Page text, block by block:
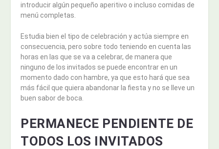
introducir algún pequeño aperitivo o incluso comidas de
menú completas.
Estudia bien el tipo de celebración y actúa siempre en
consecuencia, pero sobre todo teniendo en cuenta las
horas en las que se va a celebrar, de manera que
ninguno de los invitados se puede encontrar en un
momento dado con hambre, ya que esto hará que sea
más fácil que quiera abandonar la fiesta y no se lleve un
buen sabor de boca.
PERMANECE PENDIENTE DE
TODOS LOS INVITADOS